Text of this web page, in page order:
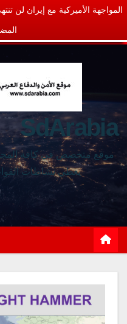
المواجهة الأميركية مع إيران لن
SdArabia
موقع متخصص في كافة
يغطي نشاطات القوات